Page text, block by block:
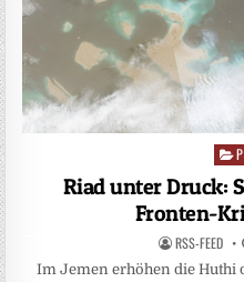
in
Riad unter Druck:
Fronten-
RSS-FEED
Im Jemen erhöhen die Huthi